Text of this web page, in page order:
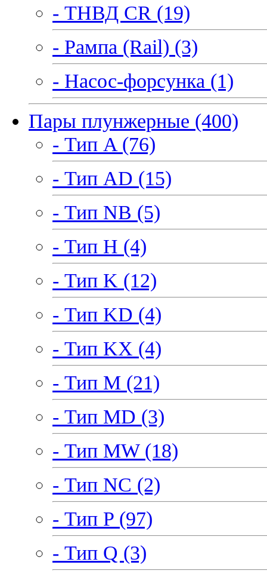
- ТНВД CR (19)
- Рампа (Rail) (3)
- Насос-форсунка (1)
Пары плунжерные (400)
- Тип A (76)
- Тип AD (15)
- Тип NB (5)
- Тип H (4)
- Тип K (12)
- Тип KD (4)
- Тип KX (4)
- Тип M (21)
- Тип MD (3)
- Тип MW (18)
- Тип NC (2)
- Тип P (97)
- Тип Q (3)